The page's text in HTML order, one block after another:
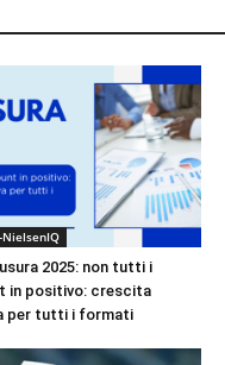
2025: non tutti i
in positivo: crescita
per tutti i formati